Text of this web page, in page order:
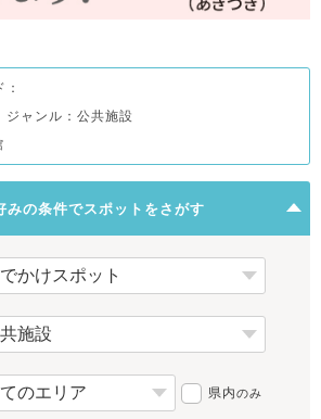
ジャンル：公共施設
みの条件でスポットをさがす
県内のみ